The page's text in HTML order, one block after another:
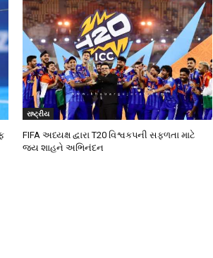
રાષ્ટ્રીય
FIFA અધ્યક્ષ દ્વારા T20 વિશ્વકપની સફળતા માટે
જય શાહને અભિનંદન